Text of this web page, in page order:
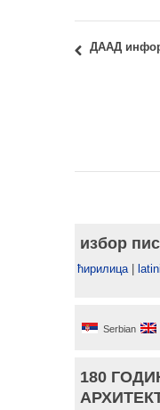
избор
ћирилица|
Serbian
180